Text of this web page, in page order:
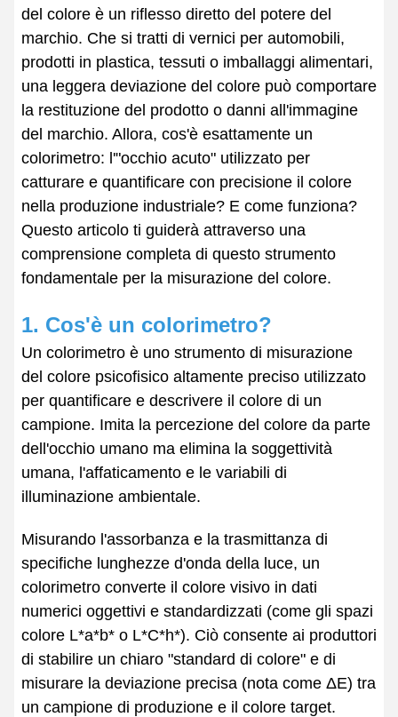
del colore è un riflesso diretto del potere del
marchio. Che si tratti di vernici per automobili,
prodotti in plastica, tessuti o imballaggi alimentari,
una leggera deviazione del colore può comportare
la restituzione del prodotto o danni all'immagine
del marchio. Allora, cos'è esattamente un
colorimetro: l'"occhio acuto" utilizzato per
catturare e quantificare con precisione il colore
nella produzione industriale? E come funziona?
Questo articolo ti guiderà attraverso una
comprensione completa di questo strumento
fondamentale per la misurazione del colore.
1. Cos'è un colorimetro?
Un colorimetro è uno strumento di misurazione
del colore psicofisico altamente preciso utilizzato
per quantificare e descrivere il colore di un
campione. Imita la percezione del colore da parte
dell'occhio umano ma elimina la soggettività
umana, l'affaticamento e le variabili di
illuminazione ambientale.
Misurando l'assorbanza e la trasmittanza di
specifiche lunghezze d'onda della luce, un
colorimetro converte il colore visivo in dati
numerici oggettivi e standardizzati (come gli spazi
colore L*a*b* o L*C*h*). Ciò consente ai produttori
di stabilire un chiaro "standard di colore" e di
misurare la deviazione precisa (nota come ΔE) tra
un campione di produzione e il colore target.